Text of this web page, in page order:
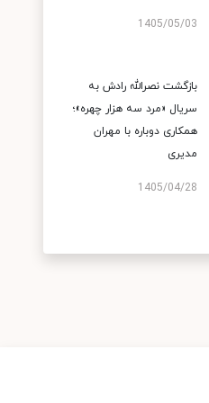
1405/05/03
بازگشت نصرالله رادش به
سریال «مرد سه هزار چهره»؛
همکاری دوباره با مهران
مدیری
1405/04/28